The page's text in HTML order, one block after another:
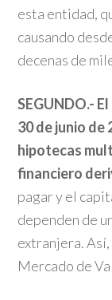
esta entidad,
causando
decenas de
SEGUNDO.-
30 de junio de
hipotecas
financiero
pagar y el
dependen de
extranjera.
Mercado de